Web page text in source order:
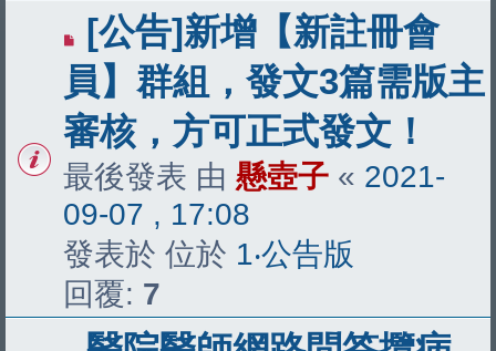
[公告]新增【新註冊會
員】群組，發文3篇需版主
審核，方可正式發文！
最後發表 由 懸壺子 « 2021-
09-07 , 17:08
發表於 位於 1‧公告版
回覆: 7